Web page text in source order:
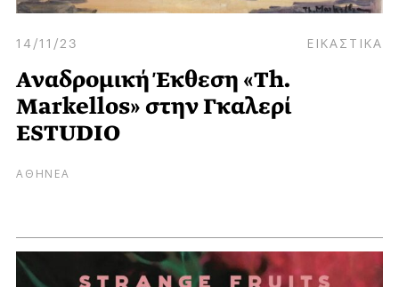
14/11/23 ΕΙΚΑΣΤΙΚΑ
Αναδρομική Έκθεση «Th.
Markellos» στην Γκαλερί
ESTUDIO
ΑΘΗΝΕΑ